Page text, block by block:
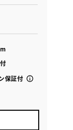
保証付